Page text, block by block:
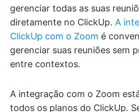
gerenciar todas as suas
diretamente no ClickUp. A
ClickUp com o Zoom é
gerenciar suas reuniões sem
entre contextos.
A integração com o Zoom
todos os planos do ClickUp.